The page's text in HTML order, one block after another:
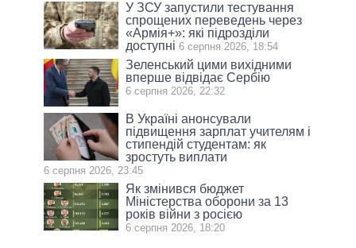
У ЗСУ запустили тестування
спрощених переведень через
«Армія+»: які підрозділи
доступні 6 серпня 2026, 18:54
Зеленський цими вихідними
вперше відвідає Сербію
6 серпня 2026, 22:32
В Україні анонсували
підвищення зарплат учителям і
стипендій студентам: як
зростуть виплати
6 серпня 2026, 23:45
Як змінився бюджет
Міністерства оборони за 13
років війни з росією
6 серпня 2026, 18:20